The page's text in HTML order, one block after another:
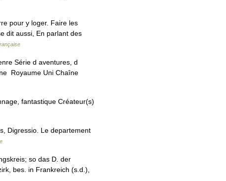
pour y loger. Faire les
dit aussi, En parlant des
Série d aventures, d
Royaume Uni Chaîne
fantastique Créateur(s)
Digressio. Le departement
so das D. der
bes. in Frankreich (s.d.),